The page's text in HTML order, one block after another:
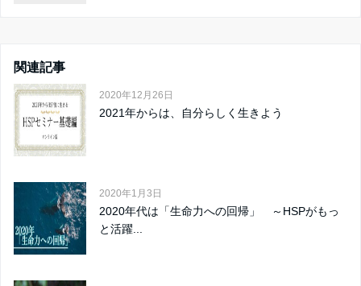
関連記事
2020年12月26日
2021年からは、自分らしく生きよう
2020年1月3日
2020年代は「生命力への回帰」 ～HSPがもっ
と活躍...